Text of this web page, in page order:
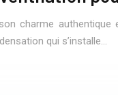
charme
qui s’installe…